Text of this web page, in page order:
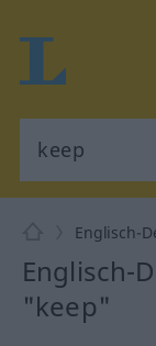
Englisch-
Englisch-
"keep"